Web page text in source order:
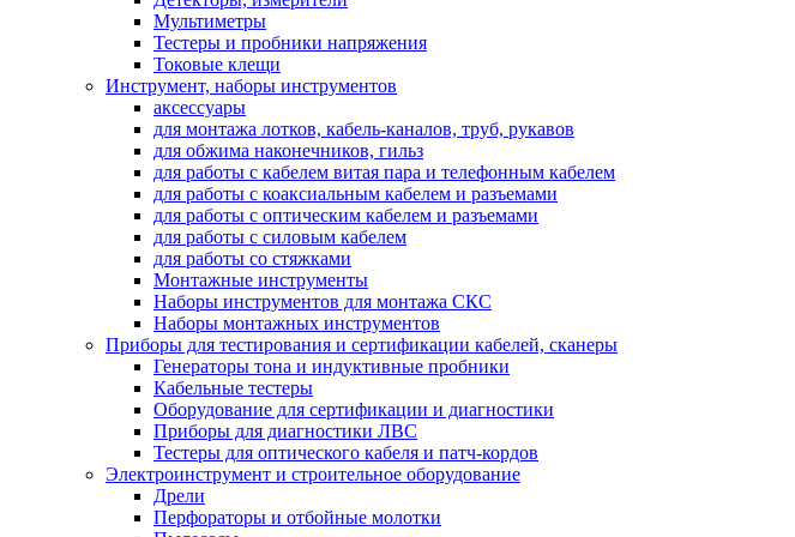
Мультиметры
Тестеры и пробники напряжения
Токовые клещи
Инструмент, наборы инструментов
аксессуары
для монтажа лотков, кабель-каналов, труб, рукавов
для обжима наконечников, гильз
для работы с кабелем витая пара и телефонным кабелем
для работы с коаксиальным кабелем и разъемами
для работы с оптическим кабелем и разъемами
для работы с силовым кабелем
для работы со стяжками
Монтажные инструменты
Наборы инструментов для монтажа СКС
Наборы монтажных инструментов
Приборы для тестирования и сертификации кабелей, сканеры
Генераторы тона и индуктивные пробники
Кабельные тестеры
Оборудование для сертификации и диагностики
Приборы для диагностики ЛВС
Тестеры для оптического кабеля и патч-кордов
Электроинструмент и строительное оборудование
Дрели
Перфораторы и отбойные молотки